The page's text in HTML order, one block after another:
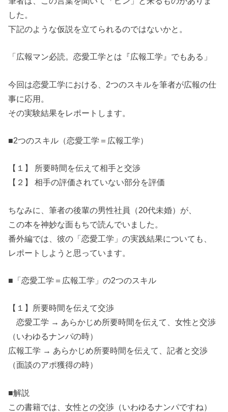
した。
下記のような仮説を立てられるのではないかと。
「広報マン必読。恋愛工学とは『広報工学』でもある」
今回は恋愛工学における、2つのスキルを筆者が広報の仕
事に応用。
その実験結果をレポートします。
■2つのスキル（恋愛工学＝広報工学）
【１】 所要時間を伝えて相手と交渉
【２】 相手の評価されていない部分を評価
ちなみに、筆者の後輩の男性社員（20代未婚）が、
この本を神妙な面もちで読んでいました。
番外編では、彼の「恋愛工学」の実践結果についても、
レポートしようと思っています。
■「恋愛工学＝広報工学」の2つのスキル
【１】所要時間を伝えて交渉
恋愛工学 → あらかじめ所要時間を伝えて、女性と交渉
（いわゆるナンパの時）
広報工学 → あらかじめ所要時間を伝えて、記者と交渉
（面談のアポ獲得の時）
■解説
この書籍では、女性との交渉（いわゆるナンパですね）